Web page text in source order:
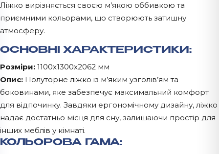
Ліжко вирізняється своєю м’якою оббивкою та
приємними кольорами, що створюють затишну
атмосферу.
ОСНОВНІ ХАРАКТЕРИСТИКИ:
Розміри: 1100x1300x2062 мм
Опис: Полуторне ліжко із м’яким узголів’ям та
боковинами, яке забезпечує максимальний комфорт
для відпочинку. Завдяки ергономічному дизайну, ліжко
надає достатньо місця для сну, залишаючи простір для
інших меблів у кімнаті.
КОЛЬОРОВА ГАМА: